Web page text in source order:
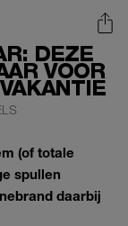
DEZE
VOOR
(of totale
spullen
daarbij